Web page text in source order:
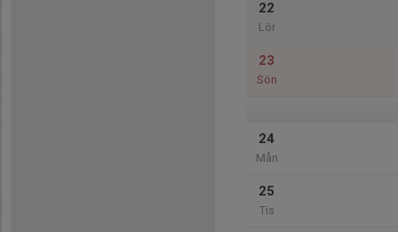
22
Lör
23
Sön
24
Mån
25
Tis